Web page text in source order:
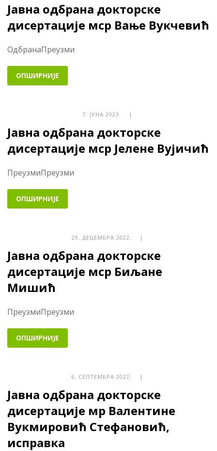
Јавна одбрана докторске
дисертације мср Вање Вукчевић
ОдбранаПреузми
ОПШИРНИЈЕ
7. ЈУНА 2023. |
Јавна одбрана докторске
дисертације мср Јелене Вујичић
ПреузмиПреузми
ОПШИРНИЈЕ
29. ДЕЦЕМБРА 2022. |
Јавна одбрана докторске
дисертације мср Биљане
Мишић
ПреузмиПреузми
ОПШИРНИЈЕ
6. СЕПТЕМБРА 2022. |
Јавна одбрана докторске
дисертације мр Валентине
Вукмировић Стефановић,
исправка